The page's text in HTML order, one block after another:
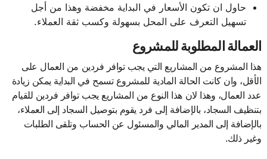
حاول ان تكون الأسعار في البداية مخفضة وهذا من أجل
تسهيل التعرف على المحل بسهولة وكسب ثقة العملاء.
العمالة المطلوبة للمشروع
هذا المشروع من المشاريع التي يجب توافر فردين من العمال على
الأقل، وان كانت الحالة المادية للمشروع تسمح في البداية يمكن زيادة
عدد العمال، وهذا لان هذا النوع من المشاريع يجب توافر فردين للقيام
بتنظيف السجاد، بالإضافة إلى فرد يقوم بتوصيل السجاد إلى العملاء،
بالإضافة إلى المدير المالي والمسئول عن الحساب وتلقى الطلبات
وغير ذلك.